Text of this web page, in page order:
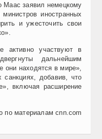
Маас заявил немецкому
иностранных
и ужесточить свои
активно участвуют в
дальнейшим
они находятся в мире»,
добавив, что
включая расширение
по материалам cnn.com